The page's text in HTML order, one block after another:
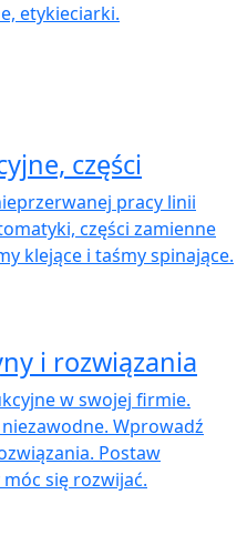
etykieciarki.
części
pracy linii
części zamienne
klejące i taśmy spinające.
i rozwiązania
w swojej firmie.
Wprowadź
Postaw
się rozwijać.